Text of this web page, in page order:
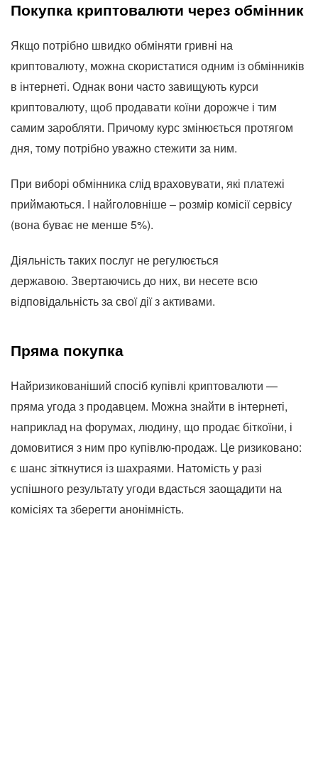
Покупка криптовалюти через обмінник
Якщо потрібно швидко обміняти гривні на
криптовалюту, можна скористатися одним із обмінників
в інтернеті. Однак вони часто завищують курси
криптовалюту, щоб продавати коїни дорожче і тим
самим заробляти. Причому курс змінюється протягом
дня, тому потрібно уважно стежити за ним.
При виборі обмінника слід враховувати, які платежі
приймаються. І найголовніше – розмір комісії сервісу
(вона буває не менше 5%).
Діяльність таких послуг не регулюється
державою. Звертаючись до них, ви несете всю
відповідальність за свої дії з активами.
Пряма покупка
Найризикованіший спосіб купівлі криптовалюти —
пряма угода з продавцем. Можна знайти в інтернеті,
наприклад на форумах, людину, що продає біткоїни, і
домовитися з ним про купівлю-продаж. Це ризиковано:
є шанс зіткнутися із шахраями. Натомість у разі
успішного результату угоди вдасться заощадити на
комісіях та зберегти анонімність.